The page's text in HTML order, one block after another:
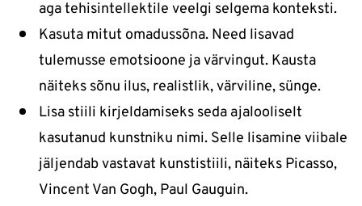
aga tehisintellektile veelgi selgema konteksti.
Kasuta mitut omadussõna. Need lisavad
tulemusse emotsioone ja värvingut. Kausta
näiteks sõnu ilus, realistlik, värviline, sünge.
Lisa stiili kirjeldamiseks seda ajalooliselt
kasutanud kunstniku nimi. Selle lisamine viibale
jäljendab vastavat kunstistiili, näiteks Picasso,
Vincent Van Gogh, Paul Gauguin.